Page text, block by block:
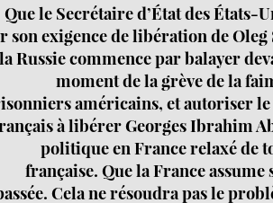
Que le Secrétaire d’État des États-
son exigence de libération de Oleg
Russie commence par balayer
moment de la grève de la
américains, et autoriser
à libérer Georges Ibrahim
politique en France relaxé de
française. Que la France assume
Cela ne résoudra pas le